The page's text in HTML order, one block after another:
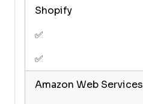
Management
Management
Shopify
✅
✅
Amazon Web Services